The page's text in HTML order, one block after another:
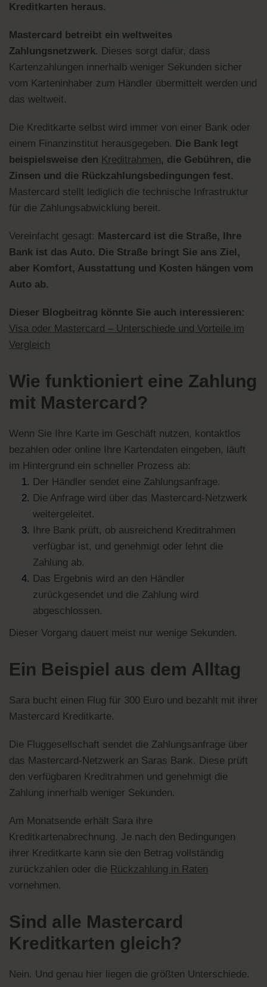
Kreditkarten heraus.
Mastercard betreibt ein weltweites
Zahlungsnetzwerk. Dieses sorgt dafür, dass
Kartenzahlungen innerhalb weniger Sekunden sicher
vom Karteninhaber zum Händler übermittelt werden und
das weltweit.
Die Kreditkarte selbst wird immer von einer Bank oder
einem Finanzinstitut herausgegeben. Die Bank legt
beispielsweise den Kreditrahmen, die Gebühren, die
Zinsen und die Rückzahlungsbedingungen fest.
Mastercard stellt lediglich die technische Infrastruktur
für die Zahlungsabwicklung bereit.
Vereinfacht gesagt: Mastercard ist die Straße, Ihre
Bank ist das Auto. Die Straße bringt Sie ans Ziel,
aber Komfort, Ausstattung und Kosten hängen vom
Auto ab.
Dieser Blogbeitrag könnte Sie auch interessieren:
Visa oder Mastercard – Unterschiede und Vorteile im
Vergleich
Wie funktioniert eine Zahlung
mit Mastercard?
Wenn Sie Ihre Karte im Geschäft nutzen, kontaktlos
bezahlen oder online Ihre Kartendaten eingeben, läuft
im Hintergrund ein schneller Prozess ab:
Der Händler sendet eine Zahlungsanfrage.
Die Anfrage wird über das Mastercard-Netzwerk
weitergeleitet.
Ihre Bank prüft, ob ausreichend Kreditrahmen
verfügbar ist, und genehmigt oder lehnt die
Zahlung ab.
Das Ergebnis wird an den Händler
zurückgesendet und die Zahlung wird
abgeschlossen.
Dieser Vorgang dauert meist nur wenige Sekunden.
Ein Beispiel aus dem Alltag
Sara bucht einen Flug für 300 Euro und bezahlt mit ihrer
Mastercard Kreditkarte.
Die Fluggesellschaft sendet die Zahlungsanfrage über
das Mastercard-Netzwerk an Saras Bank. Diese prüft
den verfügbaren Kreditrahmen und genehmigt die
Zahlung innerhalb weniger Sekunden.
Am Monatsende erhält Sara ihre
Kreditkartenabrechnung. Je nach den Bedingungen
ihrer Kreditkarte kann sie den Betrag vollständig
zurückzahlen oder die Rückzahlung in Raten
vornehmen.
Sind alle Mastercard
Kreditkarten gleich?
Nein. Und genau hier liegen die größten Unterschiede.